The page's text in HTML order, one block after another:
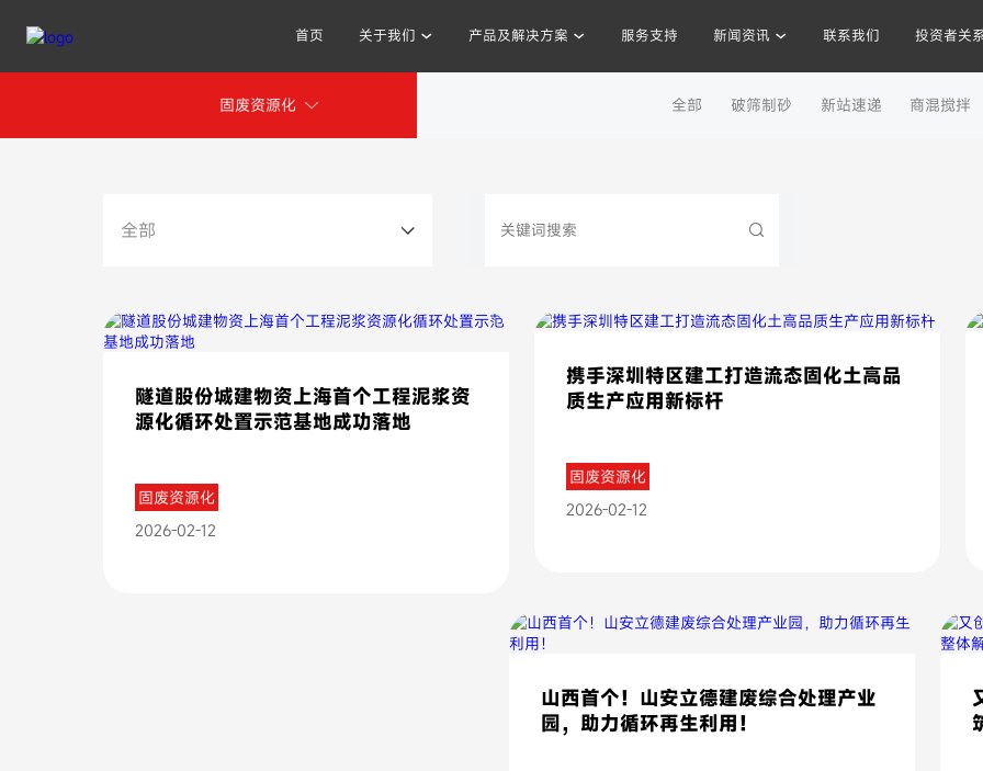
首页 关于我们 产品及解决方案 服务支持 新闻资讯 联系我们 投资者关
其他人也在搜索:
工程案例
固废资源化 全部 破筛制砂 新站速递 商混搅拌
全部
隧道股份城建物资上海首个工程泥浆资
源化循环处置示范基地成功落地
固废资源化
2026-02-12
携手深圳特区建工打造流态固化土高品
质生产应用新标杆
固废资源化
2026-02-12
山西首个！山安立德建废综合处理产业
园，助力循环再生利用！